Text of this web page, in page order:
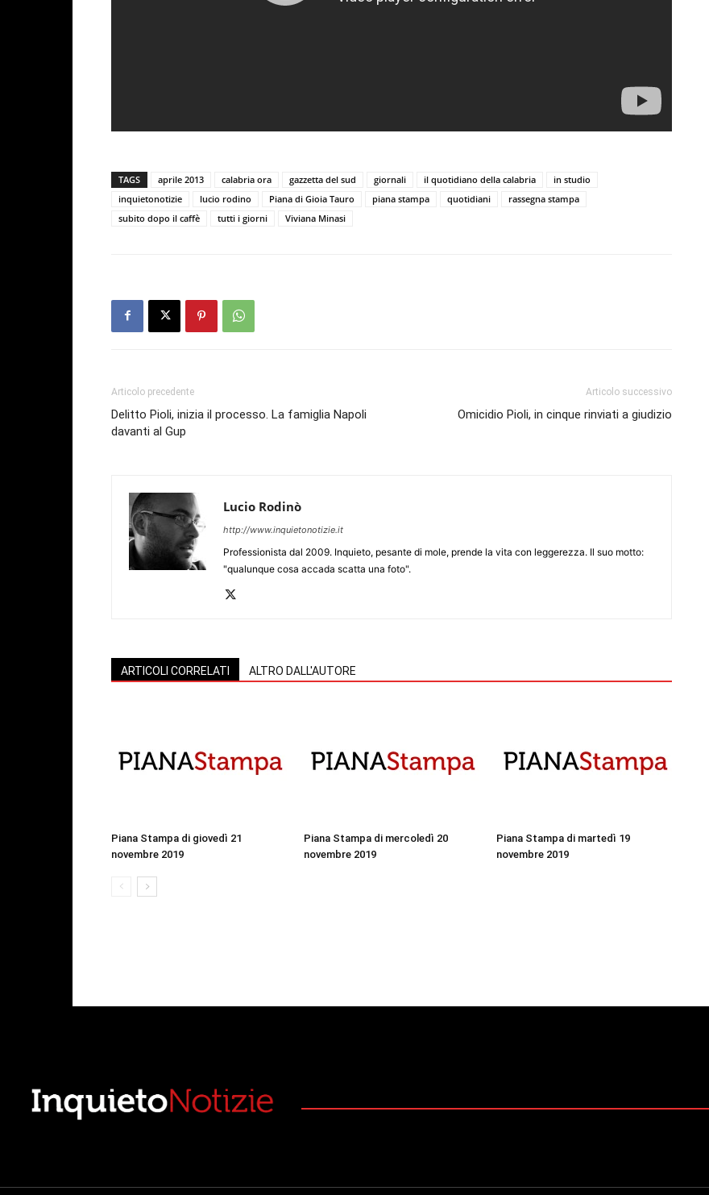
TAGS aprile 2013 calabria ora gazzetta del sud giornali il quotidiano della calabria
in studio
inquietonotizie
lucio rodino Piana di Gioia Tauro piana stampa quotidiani
rassegna stampa
subito dopo il caffè
tutti i giorni Viviana Minasi
Articolo precedente
Delitto Pioli, inizia il processo. La famiglia Napoli
davanti al Gup
Articolo successivo
Omicidio Pioli, in cinque rinviati a giudizio
Lucio Rodinò
http://www.inquietonotizie.it
Professionista dal 2009. Inquieto, pesante di mole, prende la vita con leggerezza. Il suo motto:
"qualunque cosa accada scatta una foto".
ARTICOLI CORRELATI ALTRO DALL'AUTORE
Piana Stampa di giovedì 21
novembre 2019
Piana Stampa di mercoledì 20
novembre 2019
Piana Stampa di martedì 19
novembre 2019